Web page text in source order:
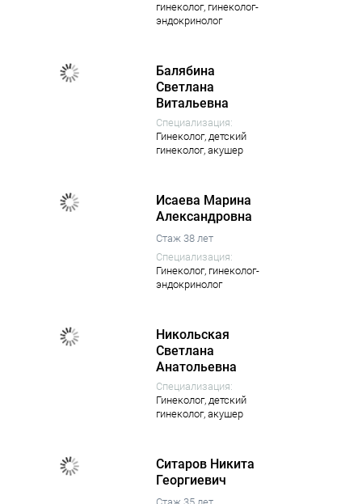
гинеколог, гинеколог-
эндокринолог
Балябина
Светлана
Витальевна
Специализация:
Гинеколог, детский
гинеколог, акушер
Исаева Марина
Александровна
Стаж 38 лет
Специализация:
Гинеколог, гинеколог-
эндокринолог
Никольская
Светлана
Анатольевна
Специализация:
Гинеколог, детский
гинеколог, акушер
Ситаров Никита
Георгиевич